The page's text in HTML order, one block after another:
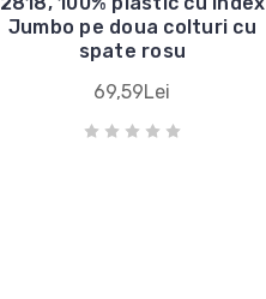
Jumbo pe doua colturi cu
spate rosu
69,59Lei